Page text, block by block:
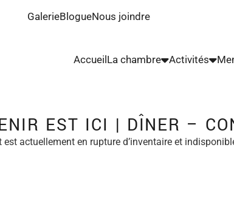
GalerieBlogueNous joindre
Accueil La chambre Activités
EST ICI | DÎNER –
est actuellement en rupture d’inventaire et